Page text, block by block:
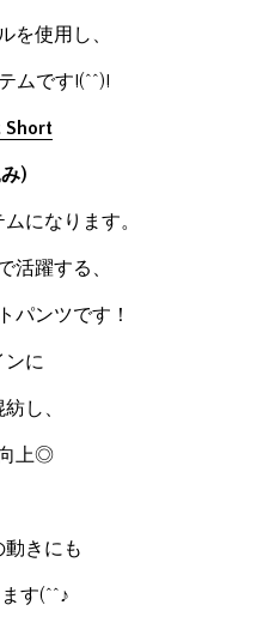
を使用し、
ムです!(^^)!
Short
)
になります。
活躍する、
パンツです！
ンに
し、
上◎
動きにも
す(^^♪